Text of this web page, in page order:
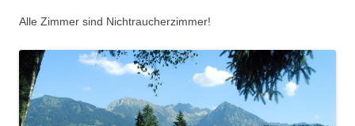
Alle Zimmer sind Nichtraucherzimmer!